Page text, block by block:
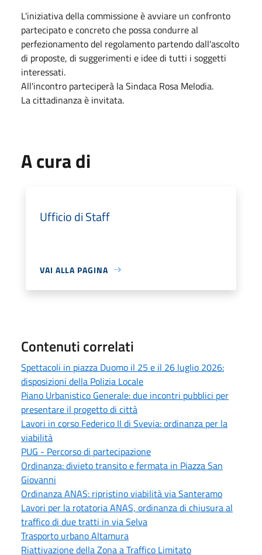
L'iniziativa della commissione è avviare un confronto
partecipato e concreto che possa condurre al
perfezionamento del regolamento partendo dall'ascolto
di proposte, di suggerimenti e idee di tutti i soggetti
interessati.
All'incontro parteciperà la Sindaca Rosa Melodia.
La cittadinanza è invitata.
A cura di
Ufficio di Staff
VAI ALLA PAGINA
Contenuti correlati
Spettacoli in piazza Duomo il 25 e il 26 luglio 2026:
disposizioni della Polizia Locale
Piano Urbanistico Generale: due incontri pubblici per
presentare il progetto di città
Lavori in corso Federico II di Svevia: ordinanza per la
viabilità
PUG - Percorso di partecipazione
Ordinanza: divieto transito e fermata in Piazza San
Giovanni
Ordinanza ANAS: ripristino viabilità via Santeramo
Lavori per la rotatoria ANAS, ordinanza di chiusura al
traffico di due tratti in via Selva
Trasporto urbano Altamura
Riattivazione della Zona a Traffico Limitato